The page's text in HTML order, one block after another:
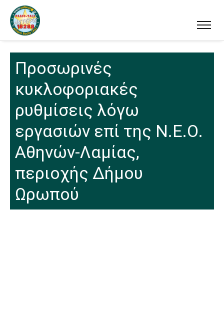
Προσωρινές
κυκλοφοριακές
ρυθμίσεις λόγω
εργασιών επί της Ν.Ε.Ο.
Αθηνών-Λαμίας,
περιοχής Δήμου
Ωρωπού